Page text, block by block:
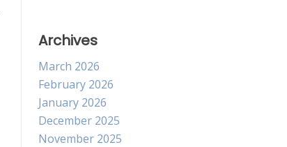
Archives
March 2026
February 2026
January 2026
December 2025
November 2025